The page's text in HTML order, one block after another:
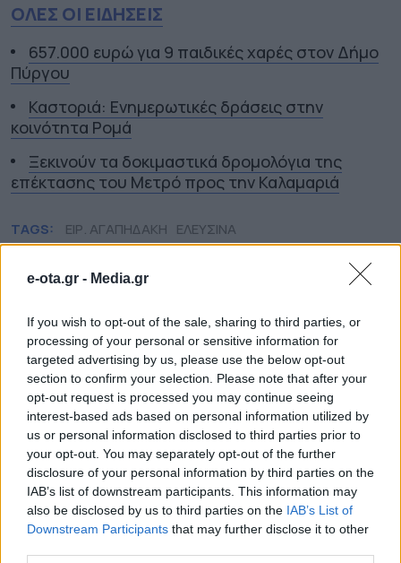
e-ota.gr - Media.gr
If you wish to opt-out of the sale, sharing to third parties, or
processing of your personal or sensitive information for
targeted advertising by us, please use the below opt-out
section to confirm your selection. Please note that after your
opt-out request is processed you may continue seeing
interest-based ads based on personal information utilized by
us or personal information disclosed to third parties prior to
your opt-out. You may separately opt-out of the further
disclosure of your personal information by third parties on the
IAB’s list of downstream participants. This information may
also be disclosed by us to third parties on the IAB’s List of
Downstream Participants that may further disclose it to other
ΟΛΕΣ ΟΙ ΕΙΔΗΣΕΙΣ
657.000 ευρώ για 9 παιδικές χαρές στον Δήμο
Πύργου
Καστοριά: Ενημερωτικές δράσεις στην
κοινότητα Ρομά
Ξεκινούν τα δοκιμαστικά δρομολόγια της
επέκτασης του Μετρό προς την Καλαμαριά
TAGS: ΕΙΡ. ΑΓΑΠΗΔΑΚΗ ΕΛΕΥΣΙΝΑ
ΕΠΙΚΑΙΡΟΤΗΤΑ